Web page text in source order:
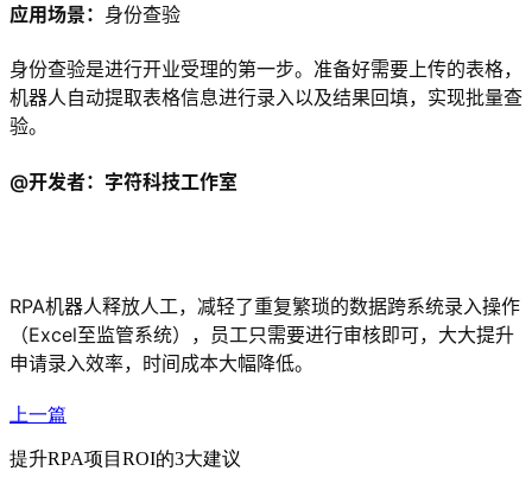
应用场景： 身份查验
身份查验是进行开业受理的第一步。准备好需要上传的表格，
机器人自动提取表格信息进行录入以及结果回填，实现批量查
验。
@开发者：字符科技工作室
RPA机器人释放人工，减轻了重复繁琐的数据跨系统录入操作
（Excel至监管系统），员工只需要进行审核即可，大大提升
申请录入效率，时间成本大幅降低。
上一篇
提升RPA项目ROI的3大建议